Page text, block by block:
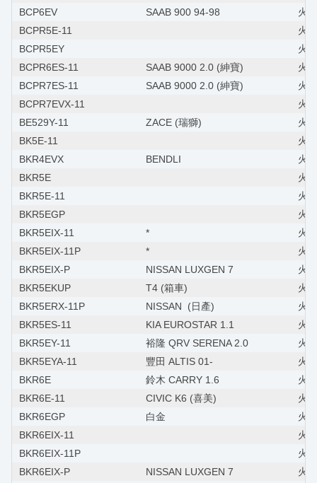
BCP6EV
SAAB 900 94-98
火
BCPR5E-11
火
BCPR5EY
火
BCPR6ES-11
SAAB 9000 2.0 (紳寶)
火
BCPR7ES-11
SAAB 9000 2.0 (紳寶)
火
BCPR7EVX-11
火
BE529Y-11
ZACE (瑞獅)
火
BK5E-11
火
BKR4EVX
BENDLI
火
BKR5E
火
BKR5E-11
火
BKR5EGP
火
BKR5EIX-11
*
火
BKR5EIX-11P
*
火
BKR5EIX-P
NISSAN LUXGEN 7
火
BKR5EKUP
T4 (箱車)
火
BKR5ERX-11P
NISSAN (日產)
火
BKR5ES-11
KIA EUROSTAR 1.1
火
BKR5EY-11
裕隆 QRV SERENA 2.0
火
BKR5EYA-11
豐田 ALTIS 01-
火
BKR6E
鈴木 CARRY 1.6
火
BKR6E-11
CIVIC K6 (喜美)
火
BKR6EGP
白金
火
BKR6EIX-11
火
BKR6EIX-11P
火
BKR6EIX-P
NISSAN LUXGEN 7
火